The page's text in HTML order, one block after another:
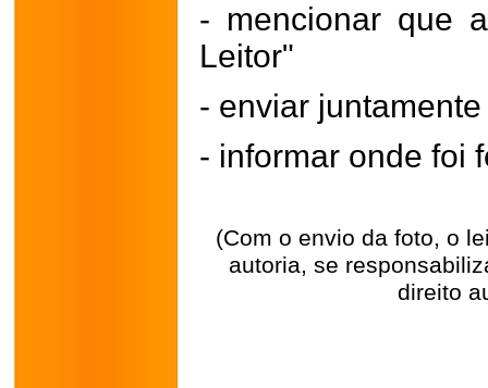
- mencionar que
Leitor"
- enviar
- informar onde foi
(Com o envio da foto, o
autoria, se
direito